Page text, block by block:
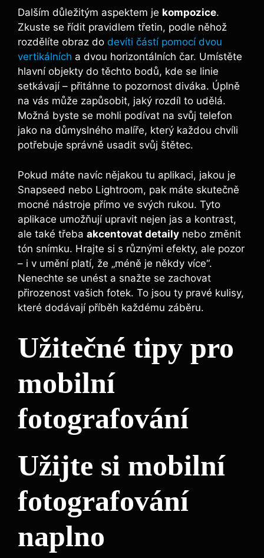
Dalším důležitým​ aspektem ⁣je kompozice.
Zkuste se řídit pravidlem třetin, podle něhož
rozdělíte obraz do devíti částí pomocí dvou
vertikálních a dvou horizontálních čar. Umístěte
hlavní objekty do těchto bodů, kde se linie
setkávají ⁢– přitáhne to pozornost diváka. Úplně
na vás může zapůsobit, jaký rozdíl to udělá.
Možná⁤ byste se mohli ⁤podívat ⁣na svůj‍ telefon
jako na důmyslného malíře, ‍který každou ‍chvíli
‍potřebuje‌ správně usadit⁢ svůj štětec.
Pokud máte navíc ⁣nějakou ‍tu aplikaci, jakou‌ je
Snapseed nebo ⁣Lightroom,⁢ pak máte skutečně
‌mocné nástroje přímo ve svých rukou. Tyto ​
aplikace umožňují ⁢upravit nejen jas a‍ kontrast,
‍ale také třeba akcentovat detaily nebo změnit
tón snímku.‌ Hrajte si s různými efekty, ⁤ale ⁢pozor
– i ‍v ⁤umění platí, že „méně je někdy více“.
Nenechte se unést ⁤a snažte se zachovat
⁤přirozenost vašich fotek. To jsou ty pravé kulisy,
které dodávají příběh každému záběru.
Užitečné ⁤tipy pro
mobilní​
fotografování
Užijte si mobilní
fotografování⁤
naplno